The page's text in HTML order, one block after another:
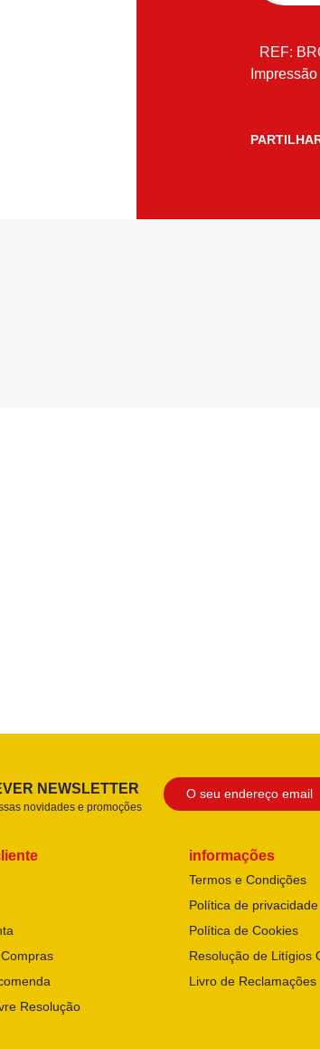
REF:
Impressão
NEWSLETTER
novidades e promoções
Resolução
informações
Termos e Condições
Política de privacidade
Política de Cookies
Resolução de Litígios
Livro de Reclamações